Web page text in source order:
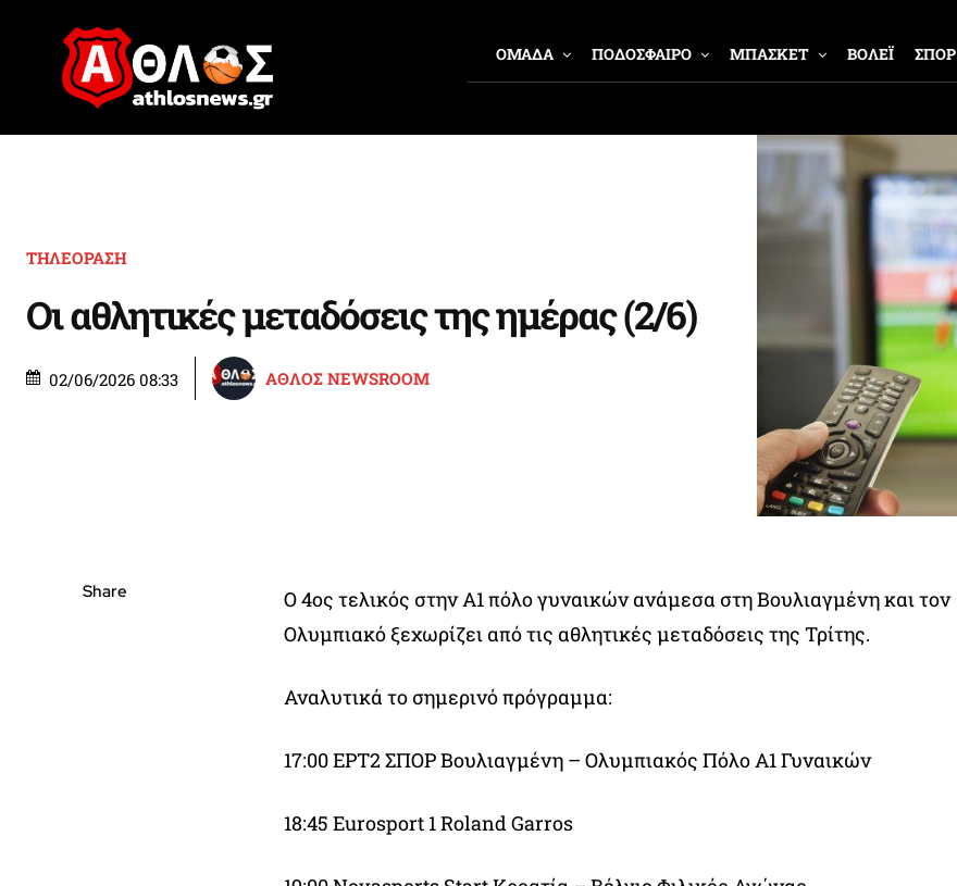
ΟΜΑΔΑ ΠΟΔΟΣΦΑΙΡΟ ΜΠΑΣΚΕΤ ΒΟΛΕΪ ΣΠΟΡ
ΤΗΛΕΟΡΑΣΗ
Οι αθλητικές μεταδόσεις της ημέρας (2/6)
02/06/2026 08:33 ΑΘΛΟΣ NEWSROOM
Share
O 4oς τελικός στην Α1 πόλο γυναικών ανάμεσα στη Βουλιαγμένη και τον
Ολυμπιακό ξεχωρίζει από τις αθλητικές μεταδόσεις της Τρίτης.
Αναλυτικά το σημερινό πρόγραμμα:
17:00 ΕΡΤ2 ΣΠΟΡ Βουλιαγμένη – Ολυμπιακός Πόλο Α1 Γυναικών
18:45 Eurosport 1 Roland Garros